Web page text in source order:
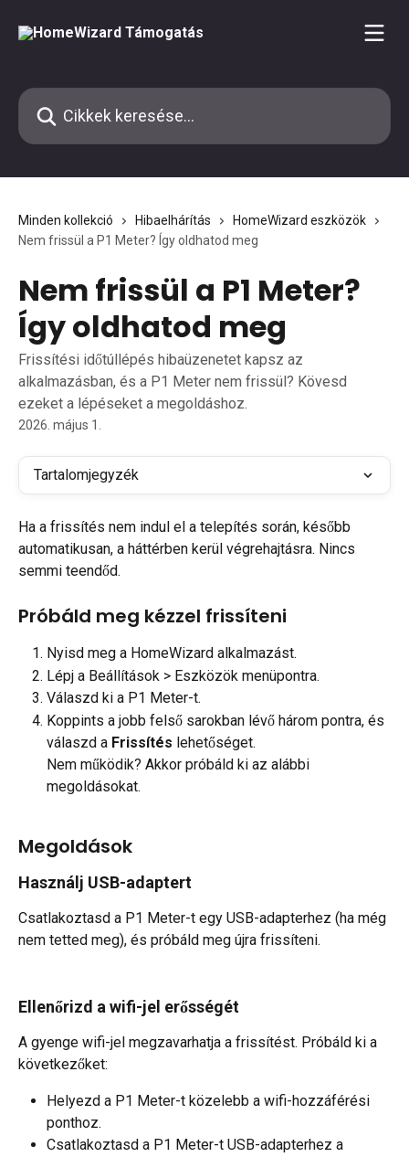
Cikkek keresése…
Minden kollekció Hibaelhárítás
HomeWizard eszközök
Nem frissül a P1 Meter? Így oldhatod meg
Nem frissül a P1 Meter?
Így oldhatod meg
Frissítési időtúllépés hibaüzenetet kapsz az
alkalmazásban, és a P1 Meter nem frissül? Kövesd
ezeket a lépéseket a megoldáshoz.
2026. május 1.
Tartalomjegyzék
Ha a frissítés nem indul el a telepítés során, később
automatikusan, a háttérben kerül végrehajtásra. Nincs
semmi teendőd.
Próbáld meg kézzel frissíteni
Nyisd meg a HomeWizard alkalmazást.
Lépj a Beállítások > Eszközök menüpontra.
Válaszd ki a P1 Meter-t.
Koppints a jobb felső sarokban lévő három pontra, és
válaszd a Frissítés lehetőséget.
Nem működik? Akkor próbáld ki az alábbi
megoldásokat.
Megoldások
Használj USB-adaptert
Csatlakoztasd a P1 Meter-t egy USB-adapterhez (ha még
nem tetted meg), és próbáld meg újra frissíteni.
Ellenőrizd a wifi-jel erősségét
A gyenge wifi-jel megzavarhatja a frissítést. Próbáld ki a
következőket:
Helyezd a P1 Meter-t közelebb a wifi-hozzáférési
ponthoz.
Csatlakoztasd a P1 Meter-t USB-adapterhez a